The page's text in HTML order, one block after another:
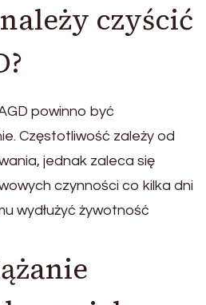
czyścić
powinno być
Częstotliwość zależy od
jednak zaleca się
czynności co kilka dni
wydłużyć żywotność